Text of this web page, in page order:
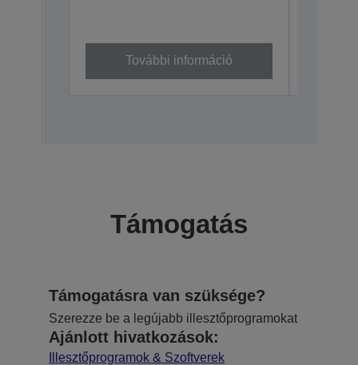
További információ
Támogatás
Támogatásra van szüksége?
Szerezze be a legújabb illesztőprogramokat
Ajánlott hivatkozások:
Illesztőprogramok & Szoftverek